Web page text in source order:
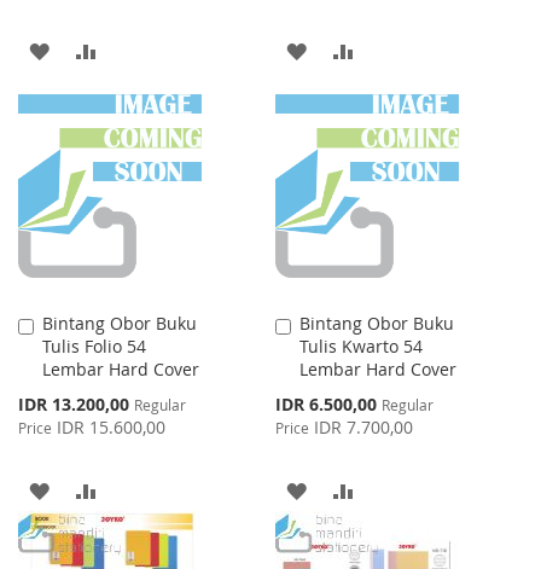
ADD
TO
WISH
LIST
TO
COMPARE
ADD
TO
WISH
LIST
TO
COMPARE
Bintang Obor Buku
Tulis Folio 54
Lembar Hard Cover
Special
Price
IDR 13.200,00 Regular
Price IDR 15.600,00
Add
to
Cart
ADD
TO
TO
Bintang Obor Buku
Tulis Kwarto 54
Lembar Hard Cover
Special
Price
IDR 6.500,00 Regular
Price IDR 7.700,00
Add
to
Cart
ADD
TO
TO